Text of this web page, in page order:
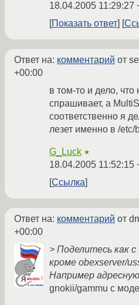
18.04.2005 11:29:27
Показать ответ
Ответ на: комментарий от
+00:00
в том-то и дело, что
спрашивает, а
соответственно я
лезет именно в /etc/
G_Luck ★
18.04.2005 11:52:15
Ссылка
Ответ на: комментарий от
+00:00
> Поделитесь как с
кроме obexserver/
Например
gnokii/gammu с